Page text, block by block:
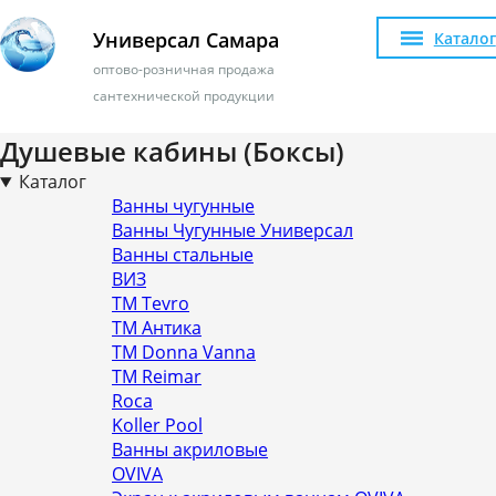
Универсал Самара
оптово-розничная продажа
сантехнической продукции
Каталог
Душевые кабины (Боксы)
Каталог
Ванны чугунные
Ванны Чугунные Универсал
Ванны стальные
ВИЗ
ТМ Tevro
ТМ Антика
ТМ Donna Vanna
ТМ Reimar
Roca
Koller Pool
Ванны акриловые
OVIVA